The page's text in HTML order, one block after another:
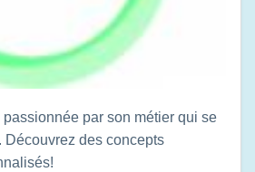
par son métier qui se
Découvrez des concepts